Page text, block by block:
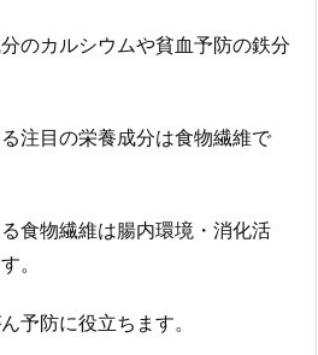
のカルシウムや貧血予防の鉄分
注目の栄養成分は食物繊維で
食物繊維は腸内環境・消化活
。
予防に役立ちます。